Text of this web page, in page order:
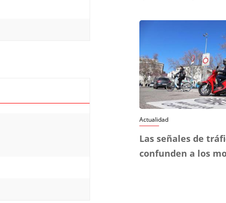
Actualidad
Las señales de
confunden a los